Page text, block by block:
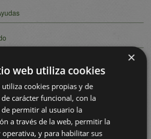
×
web utiliza cookies
utiliza cookies propias y de
carácter funcional, con la
permitir al usuario la
a través de la web, permitir la
operativa, y para habilitar sus